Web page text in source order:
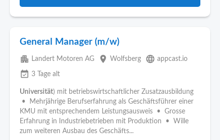
General Manager (m/w)
apartment Landert Motoren AG place Wolfsberg language appcast.io
event_available 3 Tage alt
Universität) mit betriebswirtschaftlicher Zusatzausbildung
• Mehrjährige Berufserfahrung als Geschäftsführer einer
KMU mit entsprechendem Leistungsausweis • Grosse
Erfahrung in Industriebetrieben mit Produktion • Wille
zum weiteren Ausbau des Geschäfts...